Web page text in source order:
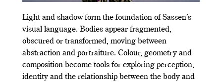
Light and shadow form the foundation of Sassen’s
visual language. Bodies appear fragmented,
obscured or transformed, moving between
abstraction and portraiture. Colour, geometry and
composition become tools for exploring perception,
identity and the relationship between the body and